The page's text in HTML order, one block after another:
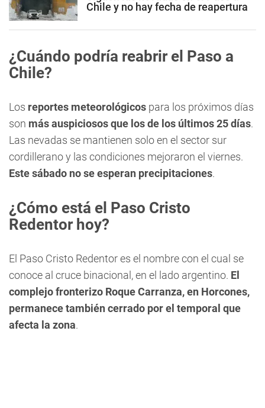
Chile y no hay fecha de reapertura
¿Cuándo podría reabrir el Paso a
Chile?
Los reportes meteorológicos para los próximos días
son más auspiciosos que los de los últimos 25 días.
Las nevadas se mantienen solo en el sector sur
cordillerano y las condiciones mejoraron el viernes.
Este sábado no se esperan precipitaciones.
¿Cómo está el Paso Cristo
Redentor hoy?
El Paso Cristo Redentor es el nombre con el cual se
conoce al cruce binacional, en el lado argentino. El
complejo fronterizo Roque Carranza, en Horcones,
permanece también cerrado por el temporal que
afecta la zona.